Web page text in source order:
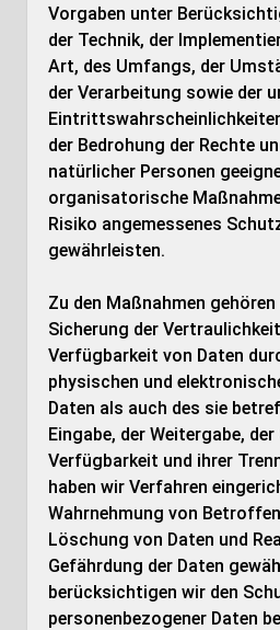
Vorgaben unter
der Technik, der
Art, des Umfangs, der
der Verarbeitung sowie der
der Bedrohung der Rechte
natürlicher Personen
organisatorische
Risiko angemessenes
gewährleisten.
Zu den Maßnahmen
Sicherung der
Verfügbarkeit von Daten
physischen und
Daten als auch des sie
Eingabe, der Weitergabe,
Verfügbarkeit und ihrer
haben wir Verfahren
Wahrnehmung von
Löschung von Daten und
Gefährdung der Daten
berücksichtigen wir den
personenbezogener Daten